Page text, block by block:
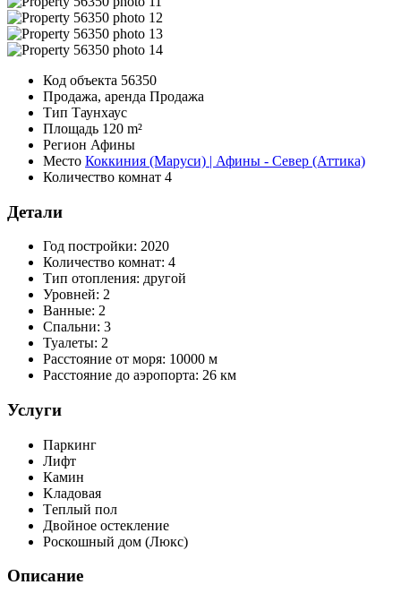
Код объекта 56350
Продажа, аренда Продажа
Тип Таунхаус
Площадь 120 m²
Регион Афины
Место Коккиния (Маруси) | Афины - Север (Аттика)
Количество комнат 4
Детали
Год постройки: 2020
Количество комнат: 4
Тип отопления: другой
Уровней: 2
Ванные: 2
Спальни: 3
Туалеты: 2
Расстояние от моря: 10000 м
Расстояние до аэропорта: 26 км
Услуги
Паркинг
Лифт
Камин
Kладовая
Τеплый пол
Двойное остекление
Роскошный дом (Люкс)
Описание